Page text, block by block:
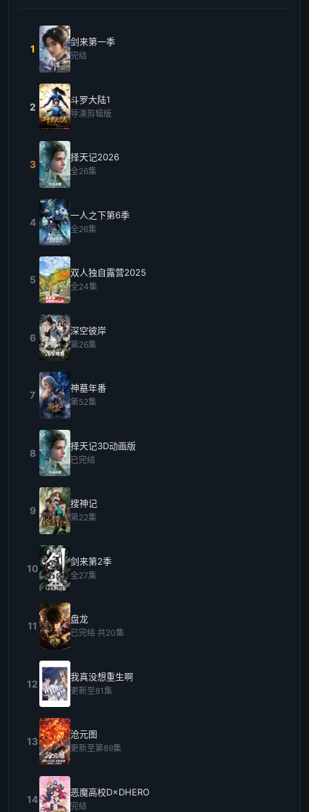
1
剑来第一季
完结
2
斗罗大陆1
导演剪辑版
3
择天记2026
全26集
4
一人之下第6季
全26集
5
双人独自露营2025
全24集
6
深空彼岸
第26集
7
神墓年番
第52集
8
择天记3D动画版
已完结
9
搜神记
第22集
10
剑来第2季
全27集
11
盘龙
已完结 共20集
12
我真没想重生啊
更新至81集
13
沧元图
更新至第89集
14
恶魔高校D×DHERO
完结